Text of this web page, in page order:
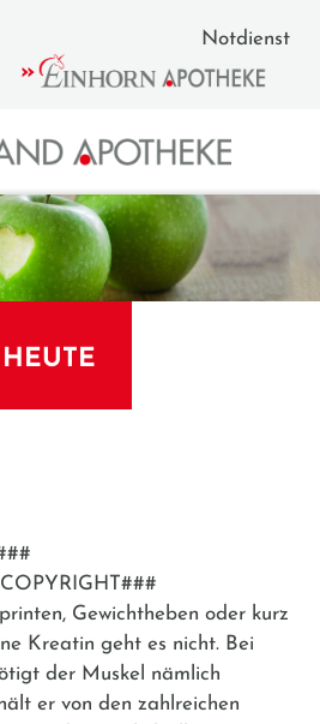
Notdienst
Gewichtheben oder kurz
Kreatin geht es nicht. Bei
der Muskel nämlich
er von den zahlreichen